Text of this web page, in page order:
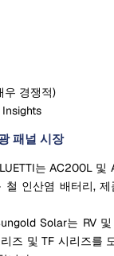
우 경쟁적)
패널 시장
는 AC200L 및
철 인산염 배터리,
Solar는 RV 및
즈 및 TF 시리즈를